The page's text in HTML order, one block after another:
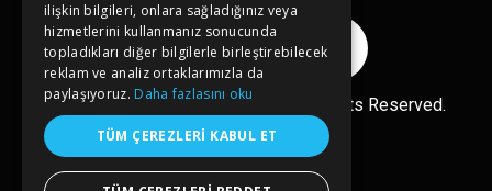
Reklam Ver
Copyright© 2026 kongreler.net All Rights Reserved.
ilişkin bilgileri, onlara sağladığınız veya
hizmetlerini kullanmanız sonucunda
topladıkları diğer bilgilerle birleştirebilecek
reklam ve analiz ortaklarımızla da
paylaşıyoruz. Daha fazlasını oku
TÜM ÇEREZLERI KABUL ET